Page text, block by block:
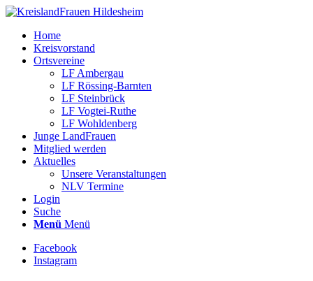
Home
Kreisvorstand
Ortsvereine
LF Ambergau
LF Rössing-Barnten
LF Steinbrück
LF Vogtei-Ruthe
LF Wohldenberg
Junge LandFrauen
Mitglied werden
Aktuelles
Unsere Veranstaltungen
NLV Termine
Login
Suche
Menü Menü
Facebook
Instagram